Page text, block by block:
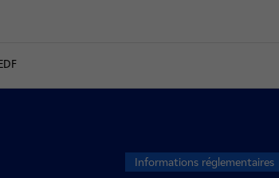
Informations réglementaires